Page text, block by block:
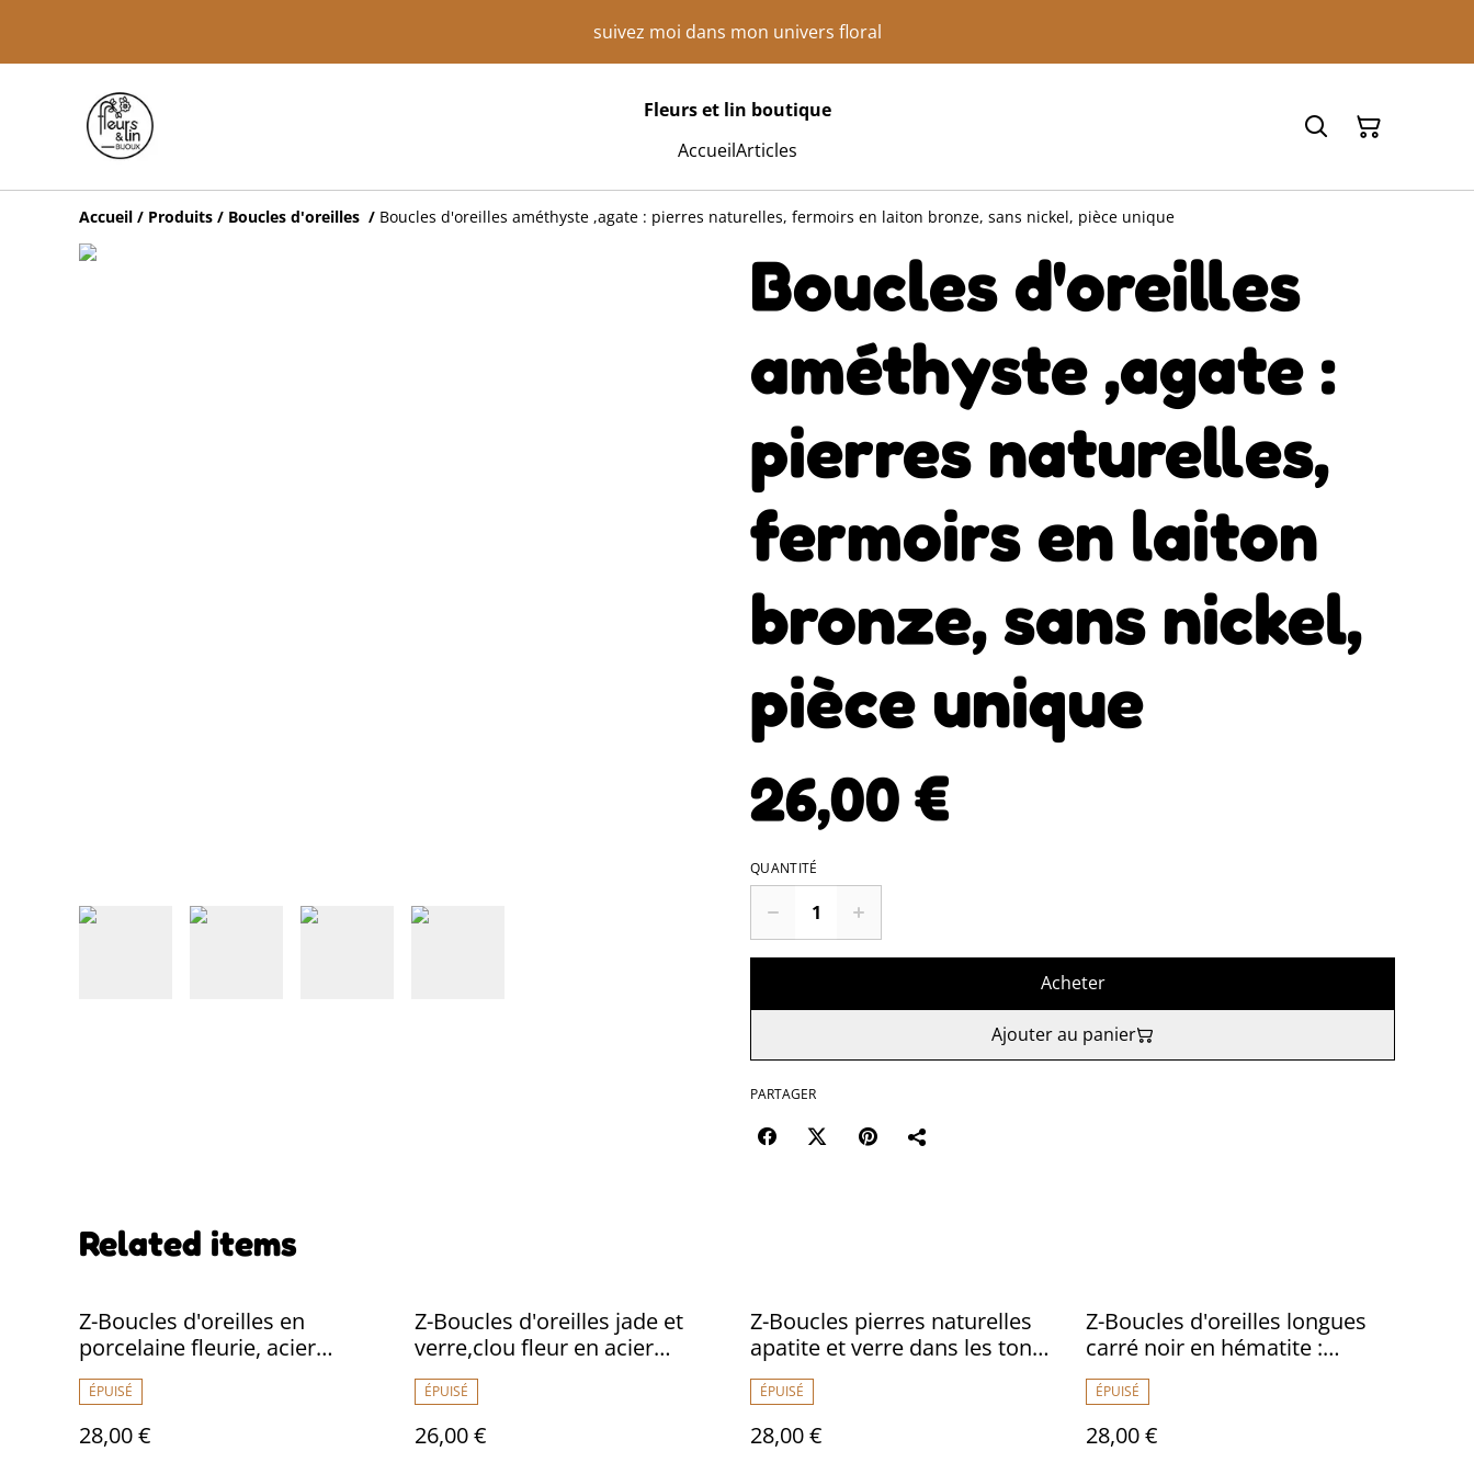
suivez moi dans mon univers floral
Fleurs et lin boutique
AccueilArticles
Accueil / Produits / Boucles d'oreilles / Boucles d'oreilles améthyste ,agate : pierres naturelles, fermoirs en laiton bronze, sans nickel, pièce unique
Boucles d'oreilles
améthyste ,agate :
pierres naturelles,
fermoirs en laiton
bronze, sans nickel,
pièce unique
26,00 €
QUANTITÉ
Acheter
Ajouter au panier
PARTAGER
Related items
Z-Boucles d'oreilles en
porcelaine fleurie, acier
inoxydable doré -sans nickel,
pièce unique
ÉPUISÉ
28,00 €
Z-Boucles d'oreilles jade et
verre,clou fleur en acier
inoxydable argenté, pièce
unique, sans nickel
ÉPUISÉ
26,00 €
Z-Boucles pierres naturelles
apatite et verre dans les tons
de gris bleu en acier
inoxydable argent, pièce
unique, sans nickel
ÉPUISÉ
28,00 €
Z-Boucles d'oreilles longues
carré noir en hématite :
pierres naturelles, fermoirs en
acier inoxydable doré -sans
nickel, pièce unique
ÉPUISÉ
28,00 €